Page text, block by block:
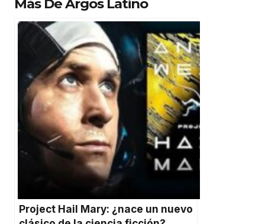
Más De Argos Latino
Project Hail Mary: ¿nace un nuevo